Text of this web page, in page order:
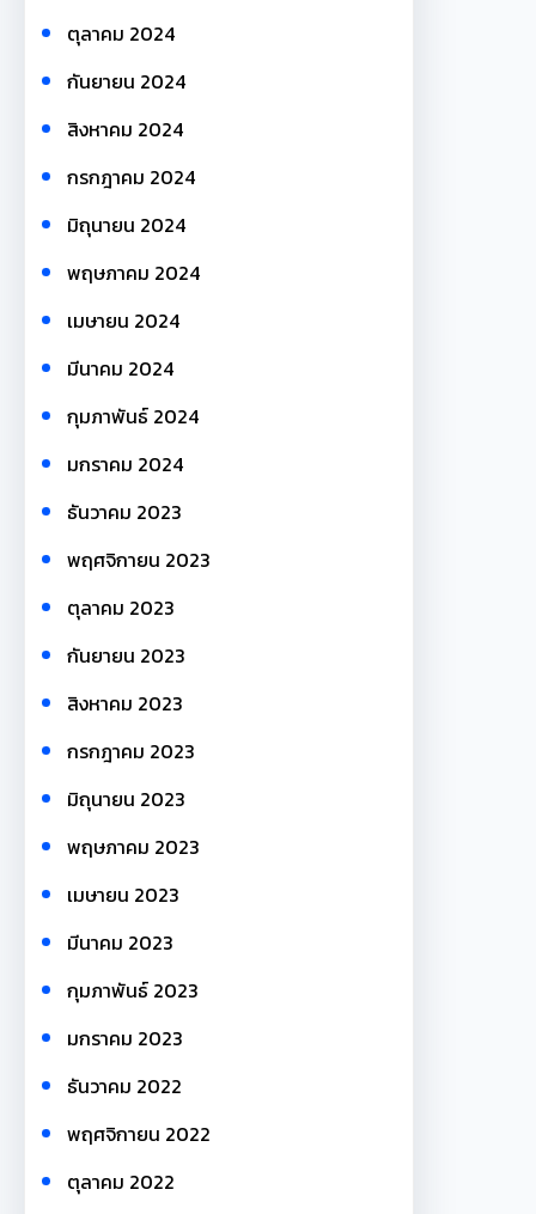
ตุลาคม 2024
กันยายน 2024
สิงหาคม 2024
กรกฎาคม 2024
มิถุนายน 2024
พฤษภาคม 2024
เมษายน 2024
มีนาคม 2024
กุมภาพันธ์ 2024
มกราคม 2024
ธันวาคม 2023
พฤศจิกายน 2023
ตุลาคม 2023
กันยายน 2023
สิงหาคม 2023
กรกฎาคม 2023
มิถุนายน 2023
พฤษภาคม 2023
เมษายน 2023
มีนาคม 2023
กุมภาพันธ์ 2023
มกราคม 2023
ธันวาคม 2022
พฤศจิกายน 2022
ตุลาคม 2022